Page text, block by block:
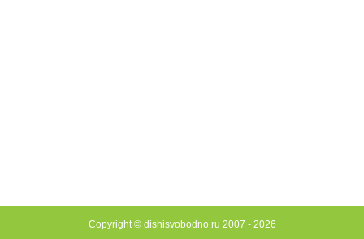
Copyright © dishisvobodno.ru 2007 - 2026